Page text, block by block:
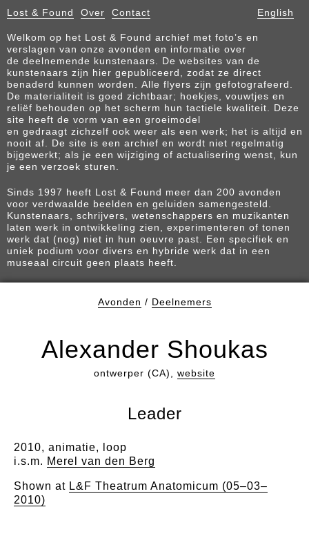
Lost & Found Over Contact English
Welkom op het Lost & Found archief met foto’s en
verslagen van onze avonden en informatie over
de deelnemende kunstenaars. De websites van de
kunstenaars zijn hier gepubliceerd, zodat ze direct
benaderd kunnen worden. Alle flyers zijn gefotografeerd.
De materialiteit is goed zichtbaar; hoekjes, vouwtjes en
reliëf behouden op het scherm hun tactiele kwaliteit. Deze
site heeft de vorm van een groeimodel
en gedraagt zichzelf ook weer als een werk; het is altijd en
nooit af. De site is een archief en wordt niet regelmatig
bijgewerkt; als je een wijziging of actualisering wenst, kun
je een verzoek sturen.
Sinds 1997 heeft Lost & Found meer dan 200 avonden
voor verdwaalde beelden en geluiden samengesteld.
Kunstenaars, schrijvers, wetenschappers en muzikanten
laten werk in ontwikkeling zien, experimenteren of tonen
werk dat (nog) niet in hun oeuvre past. Een specifiek en
uniek podium voor divers en hybride werk dat in een
museaal circuit geen plaats heeft.
Avonden / Deelnemers
Alexander Shoukas
ontwerper (CA), website
Leader
2010, animatie, loop
i.s.m. Merel van den Berg
Shown at L&F Theatrum Anatomicum (05–03–
2010)